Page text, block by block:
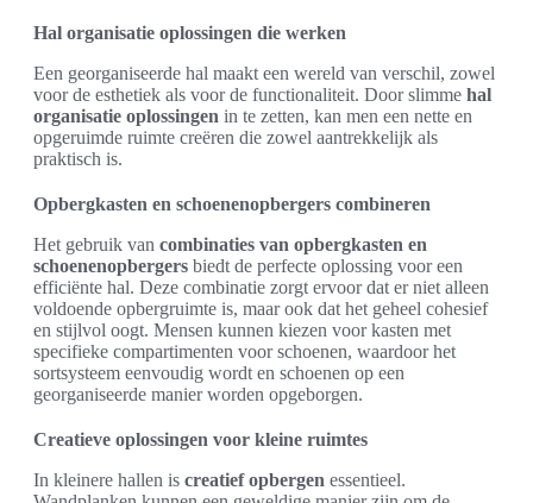
Hal organisatie oplossingen die werken
Een georganiseerde hal maakt een wereld van verschil, zowel
voor de esthetiek als voor de functionaliteit. Door slimme hal
organisatie oplossingen in te zetten, kan men een nette en
opgeruimde ruimte creëren die zowel aantrekkelijk als
praktisch is.
Opbergkasten en schoenenopbergers combineren
Het gebruik van combinaties van opbergkasten en
schoenenopbergers biedt de perfecte oplossing voor een
efficiënte hal. Deze combinatie zorgt ervoor dat er niet alleen
voldoende opbergruimte is, maar ook dat het geheel cohesief
en stijlvol oogt. Mensen kunnen kiezen voor kasten met
specifieke compartimenten voor schoenen, waardoor het
sortsysteem eenvoudig wordt en schoenen op een
georganiseerde manier worden opgeborgen.
Creatieve oplossingen voor kleine ruimtes
In kleinere hallen is creatief opbergen essentieel.